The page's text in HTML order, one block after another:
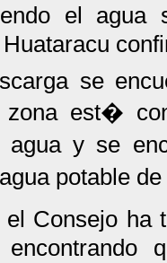
el
se
zona est�
y se
potable
el Consejo